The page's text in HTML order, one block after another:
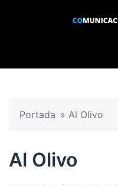
Portada » Al Olivo
Al Olivo